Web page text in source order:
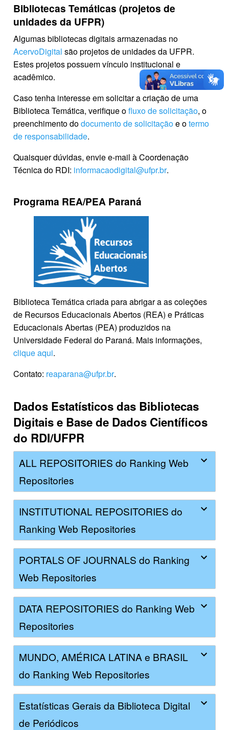
Bibliotecas Temáticas (projetos de
unidades da UFPR)
Algumas bibliotecas digitais armazenadas no
AcervoDigital são projetos de unidades da UFPR.
Estes projetos possuem vínculo institucional e
acadêmico.
Caso tenha interesse em solicitar a criação de uma
Biblioteca Temática, verifique ofluxo de solicitação, o
preenchimento dodocumento de solicitaçãoe otermo
de responsabilidade.
Quaisquer dúvidas, envie e-mail à Coordenação
Técnica do RDI: informacaodigital@ufpr.br.
Programa REA/PEA Paraná
Biblioteca Temática criada para abrigar a as coleções
de Recursos Educacionais Abertos (REA) e Práticas
Educacionais Abertas (PEA) produzidos na
Universidade Federal do Paraná. Mais informações,
clique aqui.
Contato: reaparana@ufpr.br.
Dados Estatísticos das Bibliotecas
Digitais e Base de Dados Científicos
do RDI/UFPR
ALL REPOSITORIES do Ranking Web
Repositories
INSTITUTIONAL REPOSITORIES do
Ranking Web Repositories
PORTALS OF JOURNALS do Ranking
Web Repositories
DATA REPOSITORIES do Ranking Web
Repositories
MUNDO, AMÉRICA LATINA e BRASIL
do Ranking Web Repositories
Estatísticas Gerais da Biblioteca Digital
de Periódicos